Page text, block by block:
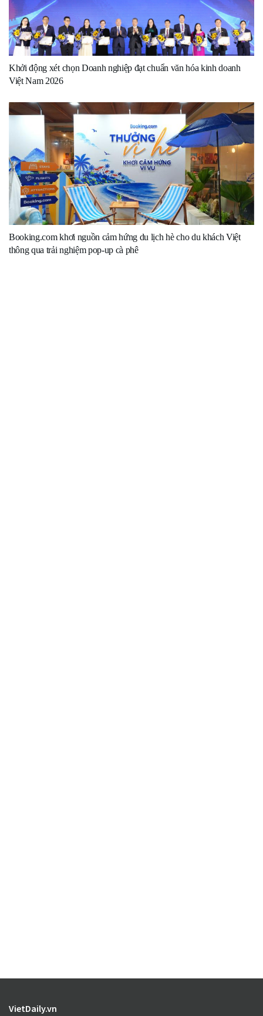
Khởi động xét chọn Doanh nghiệp đạt chuẩn văn hóa kinh doanh
Việt Nam 2026
Booking.com khơi nguồn cảm hứng du lịch hè cho du khách Việt
thông qua trải nghiệm pop-up cà phê
VietDaily.vn